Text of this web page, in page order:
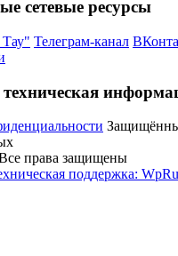
сетевые ресурсы
Телеграм-канал
права защищены
поддержка: